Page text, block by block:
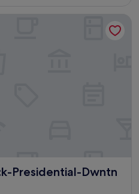
Presidential-Dwntn
Dwntn by IHG